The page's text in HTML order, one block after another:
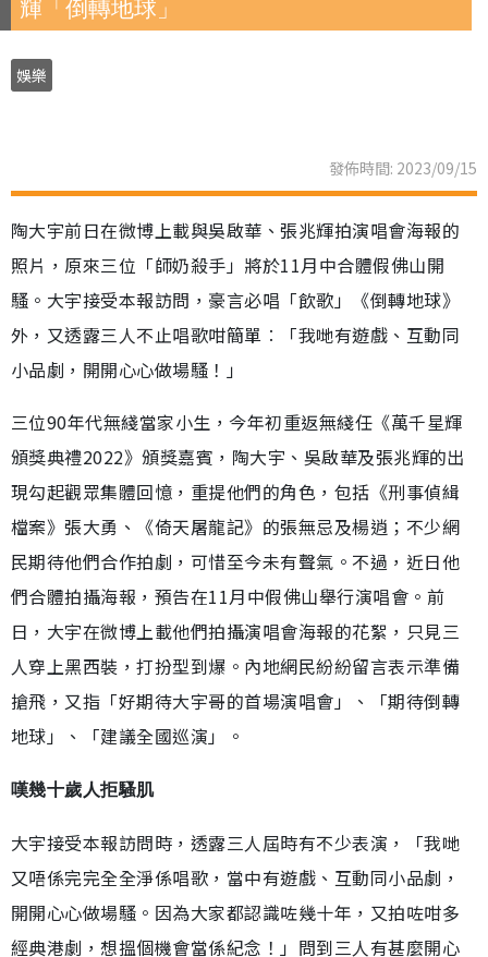
輝「倒轉地球」
娛樂
發佈時間: 2023/09/15
陶大宇前日在微博上載與吳啟華、張兆輝拍演唱會海報的
照片，原來三位「師奶殺手」將於11月中合體假佛山開
騷。大宇接受本報訪問，豪言必唱「飲歌」《倒轉地球》
外，又透露三人不止唱歌咁簡單︰「我哋有遊戲、互動同
小品劇，開開心心做場騷！」
三位90年代無綫當家小生，今年初重返無綫任《萬千星輝
頒獎典禮2022》頒獎嘉賓，陶大宇、吳啟華及張兆輝的出
現勾起觀眾集體回憶，重提他們的角色，包括《刑事偵緝
檔案》張大勇、《倚天屠龍記》的張無忌及楊逍；不少網
民期待他們合作拍劇，可惜至今未有聲氣。不過，近日他
們合體拍攝海報，預告在11月中假佛山舉行演唱會。前
日，大宇在微博上載他們拍攝演唱會海報的花絮，只見三
人穿上黑西裝，打扮型到爆。內地網民紛紛留言表示準備
搶飛，又指「好期待大宇哥的首場演唱會」、「期待倒轉
地球」、「建議全國巡演」。
嘆幾十歲人拒騷肌
大宇接受本報訪問時，透露三人屆時有不少表演，「我哋
又唔係完完全全淨係唱歌，當中有遊戲、互動同小品劇，
開開心心做場騷。因為大家都認識咗幾十年，又拍咗咁多
經典港劇，想搵個機會當係紀念！」問到三人有甚麼開心